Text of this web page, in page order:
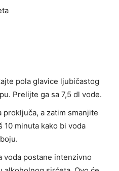
pola glavice ljubičastog
Prelijte ga sa 7,5 dl vode.
proključa, a zatim smanjite
minuta kako bi voda
voda postane intenzivno